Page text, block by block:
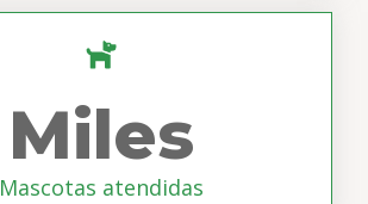
Miles
Mascotas atendidas